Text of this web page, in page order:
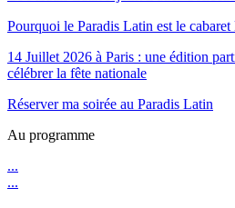
Pourquoi le Paradis Latin est le
14 Juillet 2026 à Paris : une édition
célébrer la fête nationale
Réserver ma soirée au Paradis Latin
Au programme
...
...